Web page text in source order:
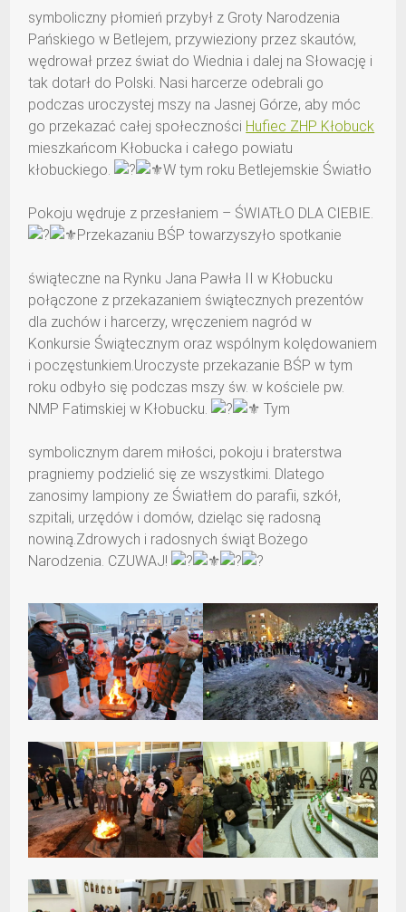
symboliczny płomień przybył z Groty Narodzenia
Pańskiego w Betlejem, przywieziony przez skautów,
wędrował przez świat do Wiednia i dalej na Słowację i
tak dotarł do Polski. Nasi harcerze odebrali go
podczas uroczystej mszy na Jasnej Górze, aby móc
go przekazać całej społeczności Hufiec ZHP Kłobuck
mieszkańcom Kłobucka i całego powiatu
kłobuckiego.
W tym roku Betlejemskie Światło
Pokoju wędruje z przesłaniem – ŚWIATŁO DLA CIEBIE.
Przekazaniu BŚP towarzyszyło spotkanie
świąteczne na Rynku Jana Pawła II w Kłobucku
połączone z przekazaniem świątecznych prezentów
dla zuchów i harcerzy, wręczeniem nagród w
Konkursie Świątecznym oraz wspólnym kolędowaniem
i poczęstunkiem.Uroczyste przekazanie BŚP w tym
roku odbyło się podczas mszy św. w kościele pw.
NMP Fatimskiej w Kłobucku.
Tym
symbolicznym darem miłości, pokoju i braterstwa
pragniemy podzielić się ze wszystkimi. Dlatego
zanosimy lampiony ze Światłem do parafii, szkół,
szpitali, urzędów i domów, dzieląc się radosną
nowiną.Zdrowych i radosnych świąt Bożego
Narodzenia. CZUWAJ!